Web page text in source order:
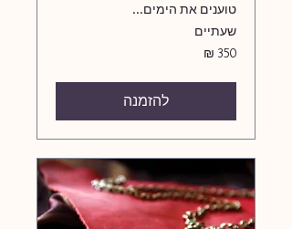
טוענים את הימים...
שעתיים
350
שקלים
להזמנה